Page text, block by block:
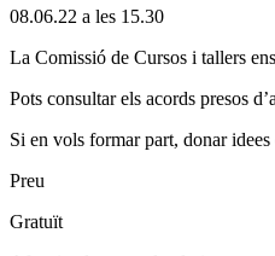
08.06.22 a les 15.30
La Comissió de Cursos i tallers
Pots consultar els acords presos
Si en vols formar part, donar
Preu
Gratuït